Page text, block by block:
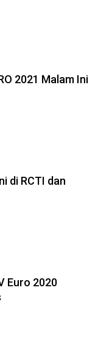
2021 Malam Ini
di RCTI dan
Euro 2020